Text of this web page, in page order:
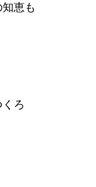
恵も
くろ